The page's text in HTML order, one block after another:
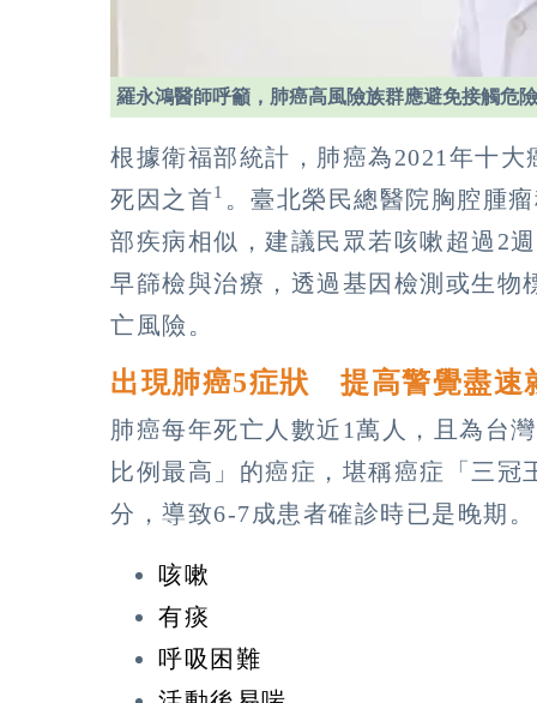
羅永鴻醫師呼籲，肺癌高風險族群應避免接觸危
根據衛福部統計，肺癌為2021年十
死因之首1 。臺北榮民總醫院胸腔腫
部疾病相似，建議民眾若咳嗽超過2
早篩檢與治療，透過基因檢測或生物
亡風險。
出現肺癌5症狀 提高警覺盡速
肺癌每年死亡人數近1萬人，且為台
比例最高」的癌症，堪稱癌症「三
分，導致6-7成患者確診時已是晚期。
咳嗽
有痰
呼吸困難